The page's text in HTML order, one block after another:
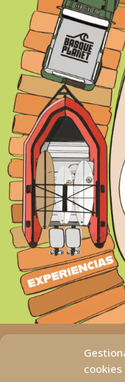
cookies
Política de
Política de Cookies